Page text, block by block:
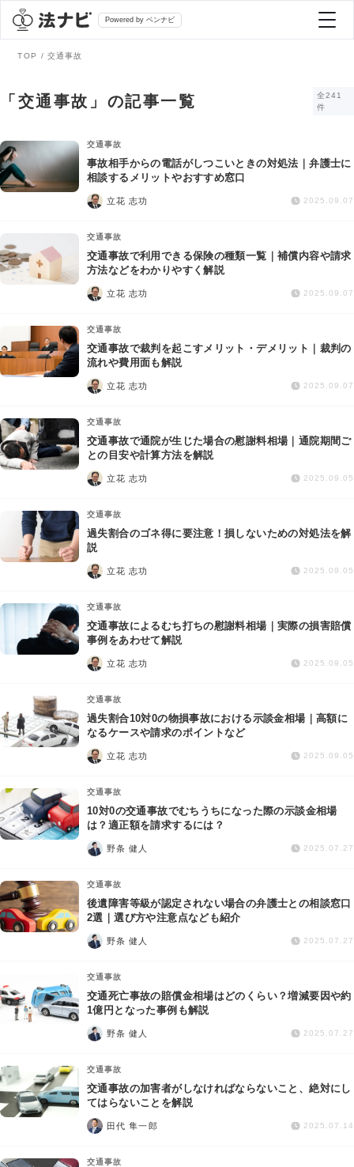
Powered by ベンナビ
全て
法律相談
債務整理
交通事故
労働問題
債権回収
IT・ネット
資金調達
企業法務
弁護士を探す
おすすめ弁護士診断
AI Search Premium
掲載をご検討の弁護士の方へ
TOP 交通事故
「交通事故」の記事一覧
全241
件
交通事故
事故相手からの電話がしつこいときの対処法｜弁護士に
相談するメリットやおすすめ窓口
立花 志功 2025.09.07
交通事故
交通事故で利用できる保険の種類一覧｜補償内容や請求
方法などをわかりやすく解説
立花 志功 2025.09.07
交通事故
交通事故で裁判を起こすメリット・デメリット｜裁判の
流れや費用面も解説
立花 志功 2025.09.07
交通事故
交通事故で通院が生じた場合の慰謝料相場｜通院期間ご
との目安や計算方法を解説
立花 志功 2025.09.05
交通事故
過失割合のゴネ得に要注意！損しないための対処法を解
説
立花 志功 2025.09.05
交通事故
交通事故によるむち打ちの慰謝料相場｜実際の損害賠償
事例をあわせて解説
立花 志功 2025.09.05
交通事故
過失割合10対0の物損事故における示談金相場｜高額に
なるケースや請求のポイントなど
立花 志功 2025.09.05
交通事故
10対0の交通事故でむちうちになった際の示談金相場
は？適正額を請求するには？
野条 健人 2025.07.27
交通事故
後遺障害等級が認定されない場合の弁護士との相談窓口
2選｜選び方や注意点なども紹介
野条 健人 2025.07.27
交通事故
交通死亡事故の賠償金相場はどのくらい？増減要因や約
1億円となった事例も解説
野条 健人 2025.07.27
交通事故
交通事故の加害者がしなければならないこと、絶対にし
てはらないことを解説
田代 隼一郎 2025.07.14
交通事故